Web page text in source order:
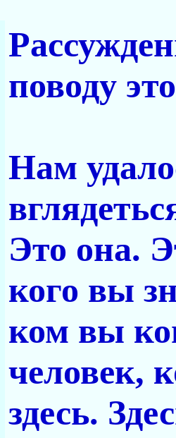
поводу
Нам
Это она.
кого вы
ком вы
человек,
здесь.